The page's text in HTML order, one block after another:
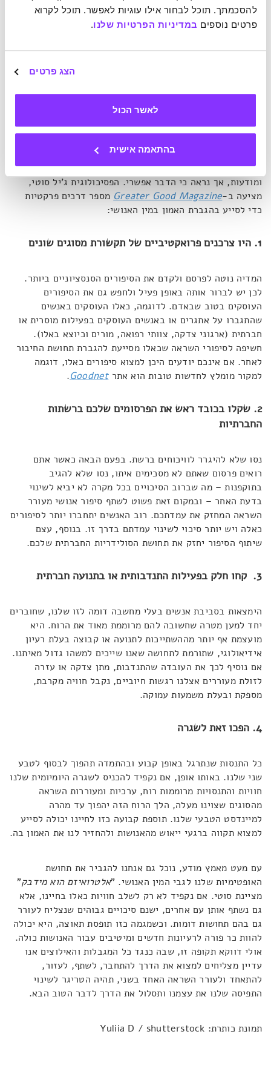
פרטים נוספים במדיניות הפרטיות שלנו.
הצג פרטים
לאשר הכול
בהתאמה אישית
התפיסה השלילית שיש לנו כלפי האנושות."התקשורת והחברה
מציפים אותנו לרוב בחדשות רעות ובסיפורים על דברים
את גלגלי הקדמה והשינוי הוא שינוי התפיסה שלנו לגבי טבע
ואולם, לאור כל מה שידוע לנו על טבע האדם השנוי במחלוקת,
הגברת האמון בו אינה עניין של מה בכך. נדרשת עבודה
ומודעות, אך נראה כי הדבר אפשרי. הפסיכולוגית ג'יל סוטי,
מציעה ב-Greater Good Magazine מספר דרכים פרקטיות
כדי לסייע בהגברת האמון במין האנושי:
1. היו צרכנים פרואקטיביים של תקשורת מסוגים שונים
המדיה נוטה לפרסם ולקדם את הסיפורים הסנסציוניים ביותר.
לכן יש לברור אותה באופן פעיל ולחפש גם את הסיפורים
העוסקים בטוב שבאדם. לדוגמה, כאלו העוסקים באנשים
שהתגברו על אתגרים או באנשים העוסקים בפעילות מוסרית או
חברתית (ארגוני צדקה, צוותי רפואה, מורים וכיוצא באלו).
חשיפה לסיפורי השראה שכאלו מסייעת להגברת תחושת החיבור
לאחר. אם אינכם יודעים היכן למצוא סיפורים כאלו, דוגמה
למקור מומלץ לחדשות טובות הוא אתרGoodnet
.
2. שקלו בכובד ראש את הפרסומים שלכם ברשתות
החברתיות
נסו שלא להיגרר לוויכוחים ברשת. בפעם הבאה כאשר אתם
רואים פרסום שאתם לא מסכימים איתו, נסו שלא להגיב
בתוקפנות – מה שברוב הסיכויים בכל מקרה לא יביא לשינוי
בדעת האחר – ובמקום זאת פשוט לשתף סיפור אנושי מעורר
השראה המחזק את עמדתכם. רוב האנשים יתחברו יותר לסיפורים
כאלה ויש יותר סיכוי לשינוי עמדתם בדרך זו. בנוסף, עצם
שיתוף הסיפור יחזק את תחושת הסולידריות החברתית שלכם.
3. קחו חלק בפעילות התנדבותית או בתנועה חברתית
הימצאות בסביבת אנשים בעלי מחשבה דומה לזו שלנו, שחוברים
יחד למען מטרה שחשובה להם מרוממת מאוד את הרוח. היא
מועצמת אף יותר מההשתייכות לתנועה או קבוצה בעלת רעיון
אידיאולוגי, שתורמת לתחושה שאנו שייכים למשהו גדול מאיתנו.
אם נוסיף לכך את העובדה שהתנדבות, מתן צדקה או עזרה
לזולת מעוררים אצלנו רגשות חיוביים, נקבל חוויה מקרבת,
מספקת ובעלת משמעות עמוקה.
4. הפכו זאת לשגרה
כל התנסות שנתרגל באופן קבוע ובהתמדה תהפוך לבסוף לטבע
שני שלנו. באותו אופן, אם נקפיד להכניס לשגרה היומיומית שלנו
חוויות והתנסויות מרוממות רוח, ערכיות ומעוררות השראה
מהסוגים שצוינו מעלה, הלך הרוח הזה יהפוך עד מהרה
למיינדסט הטבעי שלנו. תוספת קבועה כזו לחיינו יכולה לסייע
למצוא תקווה ברגעי ייאוש מהאנושות ולהחזיר לנו את האמון בה.
עם מעט מאמץ מודע, נוכל גם אנחנו להגביר את תחושת
האופטימיות שלנו לגבי המין האנושי. "אלטרואיזם הוא מידבק"
מציינת סוטי. אם נקפיד לא רק לשלב חוויות כאלו בחיינו, אלא
גם נשתף אותן עם אחרים, ישנם סיכויים גבוהים שנצליח לעורר
גם בהם תחושות דומות. וכשמגמה כזו תופסת תאוצה, היא יכולה
להוות כר פורה לרעיונות חדשים ומיטיבים עבור האנושות כולה.
אולי דווקא תקופה זו, שבה כנגד כל המגבלות והאילוצים אנו
עדיין מצליחים למצוא את הדרך להתחבר, לשתף, לעזור,
להתאחד ולעורר השראה האחד בשני, תהיה הטריגר לשינוי
התפיסה שלנו את עצמנו ותסלול את הדרך לדבר הטוב הבא.
תמונת כותרת: Yuliia D / shutterstock